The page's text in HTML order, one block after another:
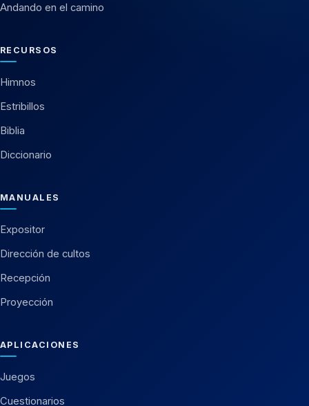
Andando en el camino
RECURSOS
Himnos
Estribillos
Biblia
Diccionario
MANUALES
Expositor
Dirección de cultos
Recepción
Proyección
APLICACIONES
Juegos
Cuestionarios